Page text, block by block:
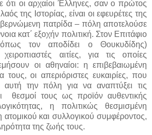
ότι οι αρχαίοι Έλληνες, σαν ο πρώτος
της Ιστορίας, είναι οι εφευρέτες της
πατρίδα – πόλη αποτελούσε
κατ΄ εξοχήν πολιτική. Στον Επιτάφιο
τον αποδίδει ο Θουκυδίδης)
χειροπιαστές αιτίες, για τις οποίες
οι αθηναίοι: η επιβεβαιωμένη
τους, οι απεριόριστες ευκαιρίες, που
την πόλη για να αναπτύξει τις
θεσμοί τους ως προϊόν αυθεντικής
η πολιτικώς θεσμισμένη
ατομικού και συλλογικού συμφέροντος,
της ζωής τους.